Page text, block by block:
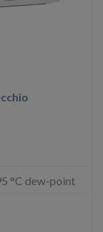
°C dew-point